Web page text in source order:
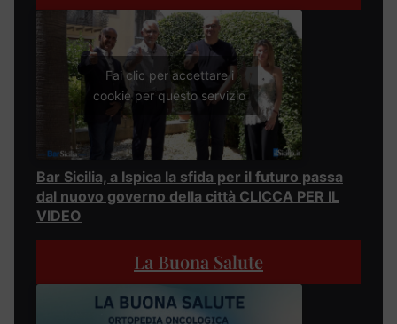
Fai clic per accettare i
cookie per questo servizio
Bar Sicilia, a Ispica la sfida per il futuro passa
dal nuovo governo della città CLICCA PER IL
VIDEO
La Buona Salute